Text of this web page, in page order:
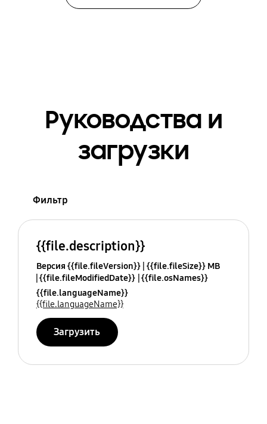
Руководства и
загрузки
Фильтр
{{file.description}}
Версия {{file.fileVersion}} {{file.fileSize}} MB
{{file.fileModifiedDate}} {{file.osNames}}
{{file.languageName}}
{{file.languageName}}
Загрузить